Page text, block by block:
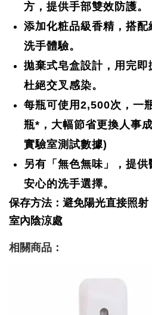
方，提供手部雙效防護。
添加化粧品級香精，搭
洗手體驗。
拋棄式皂盒設計，用完
杜絕交叉感染。
每瓶可使用2,500次，一
瓶*，大幅節省更換人事
實驗室測試數據)
另有「無色無味」，提
安心的洗手選擇。
保存方法：避免陽光直接照
室內陰涼處
相關商品 ：